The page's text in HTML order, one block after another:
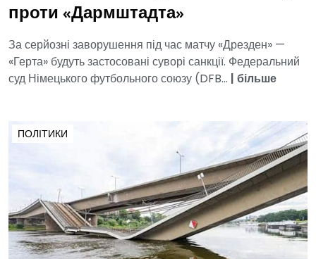
проти «Дармштадта»
За серйозні заворушення під час матчу «Дрезден» —
«Герта» будуть застосовані суворі санкції. Федеральний
суд Німецького футбольного союзу (DFB... | більше
ПОЛІТИКИ